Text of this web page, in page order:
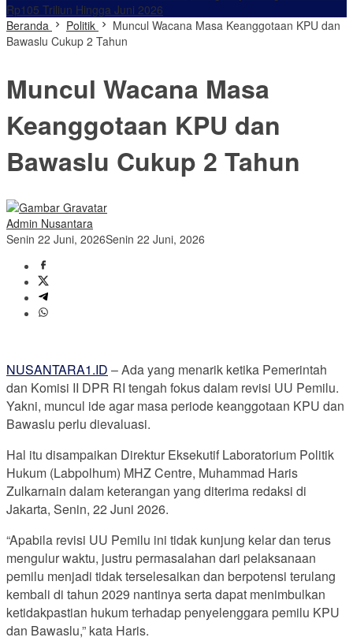
Rp105 Triliun Hingga Juni 2026
Beranda
Politik
Muncul Wacana Masa Keanggotaan KPU dan
Bawaslu Cukup 2 Tahun
Muncul Wacana Masa
Keanggotaan KPU dan
Bawaslu Cukup 2 Tahun
Admin Nusantara
Senin 22 Juni, 2026Senin 22 Juni, 2026
NUSANTARA1.ID – Ada yang menarik ketika Pemerintah
dan Komisi II DPR RI tengah fokus dalam revisi UU Pemilu.
Yakni, muncul ide agar masa periode keanggotaan KPU dan
Bawaslu perlu dievaluasi.
Hal itu disampaikan Direktur Eksekutif Laboratorium Politik
Hukum (Labpolhum) MHZ Centre, Muhammad Haris
Zulkarnain dalam keterangan yang diterima redaksi di
Jakarta, Senin, 22 Juni 2026.
“Apabila revisi UU Pemilu ini tidak kunjung kelar dan terus
mengulur waktu, justru permasalahan dari pelaksanaan
pemilu menjadi tidak terselesaikan dan berpotensi terulang
kembali di tahun 2029 nantinya serta dapat menimbulkan
ketidakpastian hukum terhadap penyelenggara pemilu KPU
dan Bawaslu,” kata Haris.